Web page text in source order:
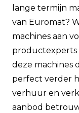
lange termijn
van Euromat?
machines aan
productexperts
deze machines
perfect verder
verhuur en
aanbod